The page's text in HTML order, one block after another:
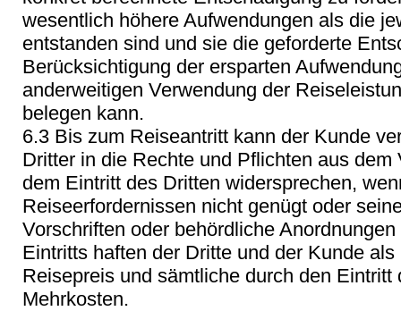
wesentlich höhere Aufwendungen als die
entstanden sind und sie die geforderte
Berücksichtigung der ersparten
anderweitigen Verwendung der
belegen kann.
6.3 Bis zum Reiseantritt kann der Kunde
Dritter in die Rechte und Pflichten aus
dem Eintritt des Dritten widersprechen,
Reiseerfordernissen nicht genügt oder
Vorschriften oder behördliche
Eintritts haften der Dritte und der Kunde
Reisepreis und sämtliche durch den
Mehrkosten.